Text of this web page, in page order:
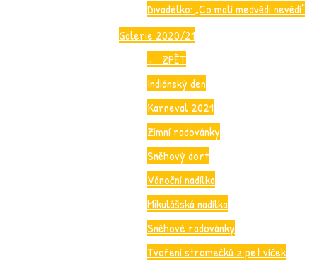
Divadélko: „Co malí medvědi nevědí“
Galerie 2020/21
← ZPĚT
Indiánský den
Karneval 2021
Zimní radovánky
Sněhový dort
Vánoční nadílka
Mikulášská nadílka
Sněhové radovánky
Tvoření stromečků z pet víček